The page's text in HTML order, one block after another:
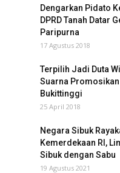
Dengarkan Pidato
DPRD Tanah Datar
Paripurna
17 Agustus 2018
Terpilih Jadi Duta
Suarna Promosikan
Bukittinggi
25 April 2018
Negara Sibuk
Kemerdekaan RI,
Sibuk dengan Sabu
19 Agustus 2021